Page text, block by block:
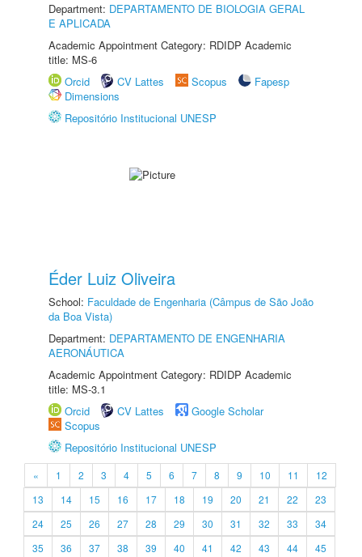
Department: DEPARTAMENTO DE BIOLOGIA GERAL
E APLICADA
Academic Appointment Category: RDIDP Academic
title: MS-6
Orcid
CV Lattes Scopus
Fapesp
Dimensions
Repositório Institucional UNESP
Éder Luiz Oliveira
School: Faculdade de Engenharia (Câmpus de São João
da Boa Vista)
Department: DEPARTAMENTO DE ENGENHARIA
AERONÁUTICA
Academic Appointment Category: RDIDP Academic
title: MS-3.1
Orcid
CV Lattes
Google Scholar
Scopus
Repositório Institucional UNESP
« 1 2 3 4 5 6 7 8 9 10 11
12
13
14 15 16 17 18 19 20 21 22
23
24
25 26 27 28 29 30 31 32 33
34
35
36 37 38 39 40 41 42 43 44
45